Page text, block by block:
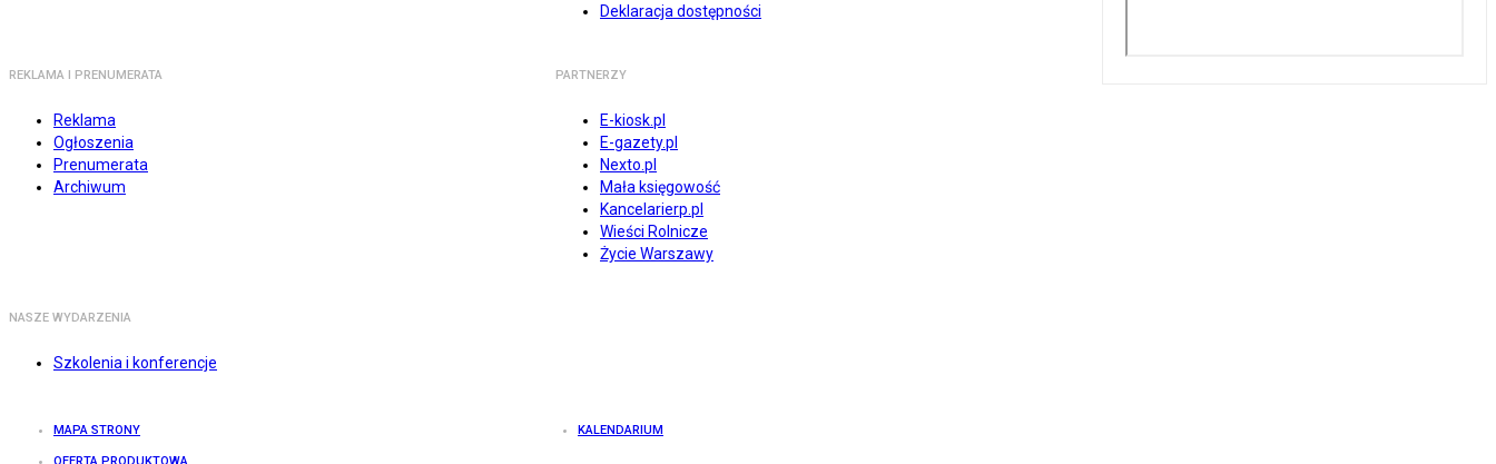
Deklaracja dostępności
REKLAMA I PRENUMERATA
Reklama
Ogłoszenia
Prenumerata
Archiwum
PARTNERZY
E-kiosk.pl
E-gazety.pl
Nexto.pl
Mała księgowość
Kancelarierp.pl
Wieści Rolnicze
Życie Warszawy
NASZE WYDARZENIA
Szkolenia i konferencje
MAPA STRONY KALENDARIUM